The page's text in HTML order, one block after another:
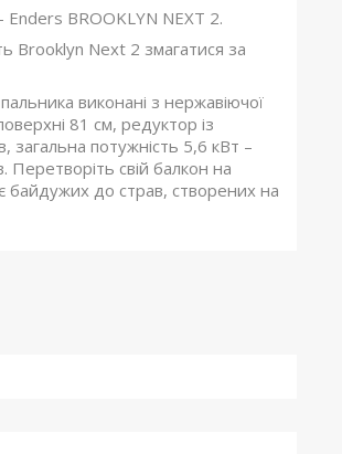
BROOKLYN NEXT 2.
Brooklyn Next 2 змагатися за
виконані з нержавіючої
81 см, редуктор із
загальна потужність 5,6 кВт –
свій балкон на
байдужих до страв, створених на